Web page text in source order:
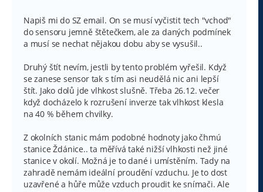
s
p
ě
v
Napiš mi do SZ email. On se musí vyčistit tech "vchod"
do sensoru jemně štětečkem, ale za daných podmínek
a musí se nechat nějakou dobu aby se vysušil..
Druhý štít nevím, jestli by tento problém vyřešil. Když
se zanese sensor tak s tím asi neudělá nic ani lepší
štít. Jako dolů jde vlhkost slušně. Třeba 26.12. večer
když docházelo k rozrušení inverze tak vlhkost klesla
na 40 % během chvilky.
Z okolních stanic mám podobné hodnoty jako čhmú
stanice Ždánice.. ta měřívá také nižší vlhkosti než jiné
stanice v okolí. Možná je to dané i umístěním. Tady na
zahradě nemám ideální proudění vzduchu. Je to dost
uzavřené a hůře může vzduch proudit ke snímači. Ale